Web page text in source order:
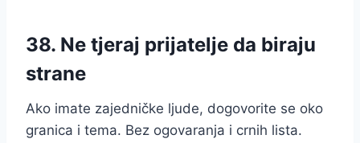
38. Ne tjeraj prijatelje da biraju
strane
Ako imate zajedničke ljude, dogovorite se oko
granica i tema. Bez ogovaranja i crnih lista.